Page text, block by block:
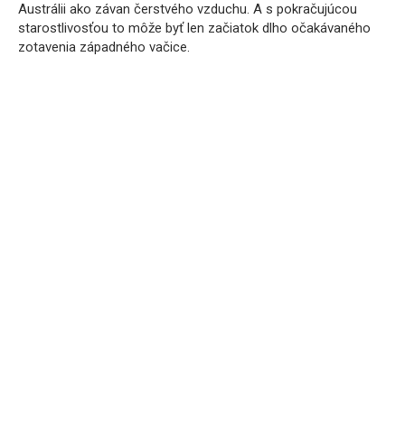
Austrálii ako závan čerstvého vzduchu. A s pokračujúcou
starostlivosťou to môže byť len začiatok dlho očakávaného
zotavenia západného vačice.